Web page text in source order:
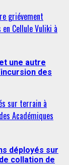
griévement
Cellule Vuliki à
une autre
des
sur terrain à
Académiques
déployés sur
collation de